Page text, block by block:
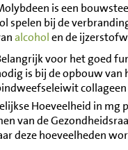
is een
spelen bij de
alcoholen de
voor het goed
is bij de opbouw
collageen
Hoeveelheid in
van de
deze hoeveelheden